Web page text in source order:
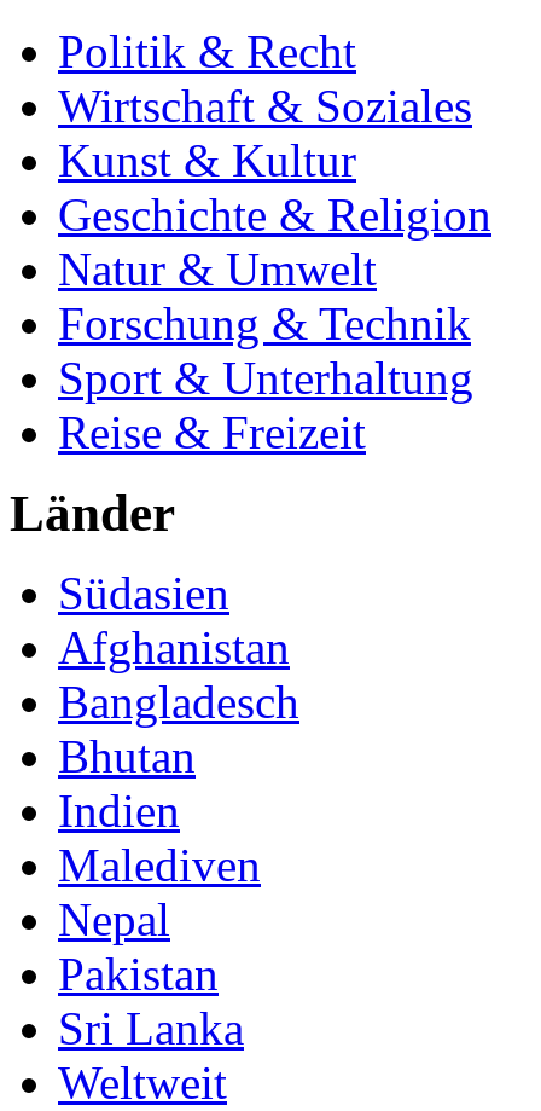
Politik & Recht
Wirtschaft & Soziales
Kunst & Kultur
Geschichte & Religion
Natur & Umwelt
Forschung & Technik
Sport & Unterhaltung
Reise & Freizeit
Länder
Südasien
Afghanistan
Bangladesch
Bhutan
Indien
Malediven
Nepal
Pakistan
Sri Lanka
Weltweit